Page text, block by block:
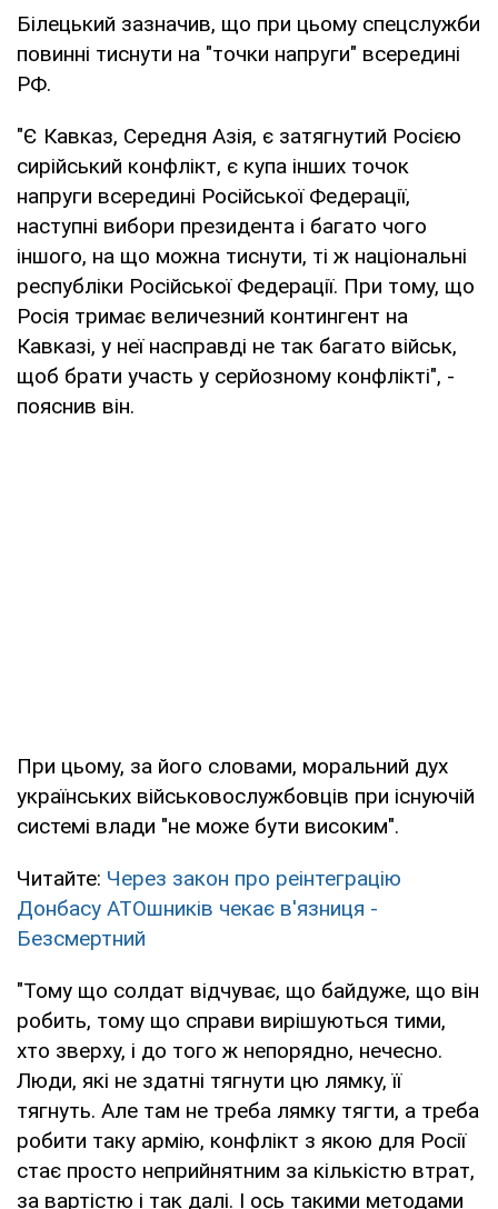
Білецький зазначив, що при цьому спецслужби
повинні тиснути на "точки напруги" всередині
РФ.
"Є Кавказ, Середня Азія, є затягнутий Росією
сирійський конфлікт, є купа інших точок
напруги всередині Російської Федерації,
наступні вибори президента і багато чого
іншого, на що можна тиснути, ті ж національні
республіки Російської Федерації. При тому, що
Росія тримає величезний контингент на
Кавказі, у неї насправді не так багато військ,
щоб брати участь у серйозному конфлікті", -
пояснив він.
При цьому, за його словами, моральний дух
українських військовослужбовців при існуючій
системі влади "не може бути високим".
Читайте: Через закон про реінтеграцію
Донбасу АТОшників чекає в'язниця -
Безсмертний
"Тому що солдат відчуває, що байдуже, що він
робить, тому що справи вирішуються тими,
хто зверху, і до того ж непорядно, нечесно.
Люди, які не здатні тягнути цю лямку, її
тягнуть. Але там не треба лямку тягти, а треба
робити таку армію, конфлікт з якою для Росії
стає просто неприйнятним за кількістю втрат,
за вартістю і так далі. І ось такими методами